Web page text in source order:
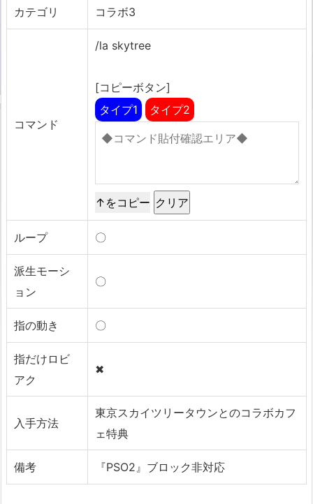
カテゴリ コラボ3
コマンド
/la skytree
[コピーボタン]
タイプ1
タイプ2
↑をコピー
ループ 〇
派生モーシ
ョン
〇
指の動き 〇
指だけロビ
アク
✖
入手方法
東京スカイツリータウンとのコラボカフ
ェ特典
備考 『PSO2』ブロック非対応